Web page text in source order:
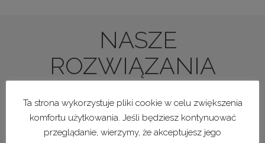
NASZE
ROZWIĄZANIA
Ta strona wykorzystuje pliki cookie w celu zwiększenia
komfortu użytkowania. Jeśli będziesz kontynuować
przeglądanie, wierzymy, że akceptujesz jego